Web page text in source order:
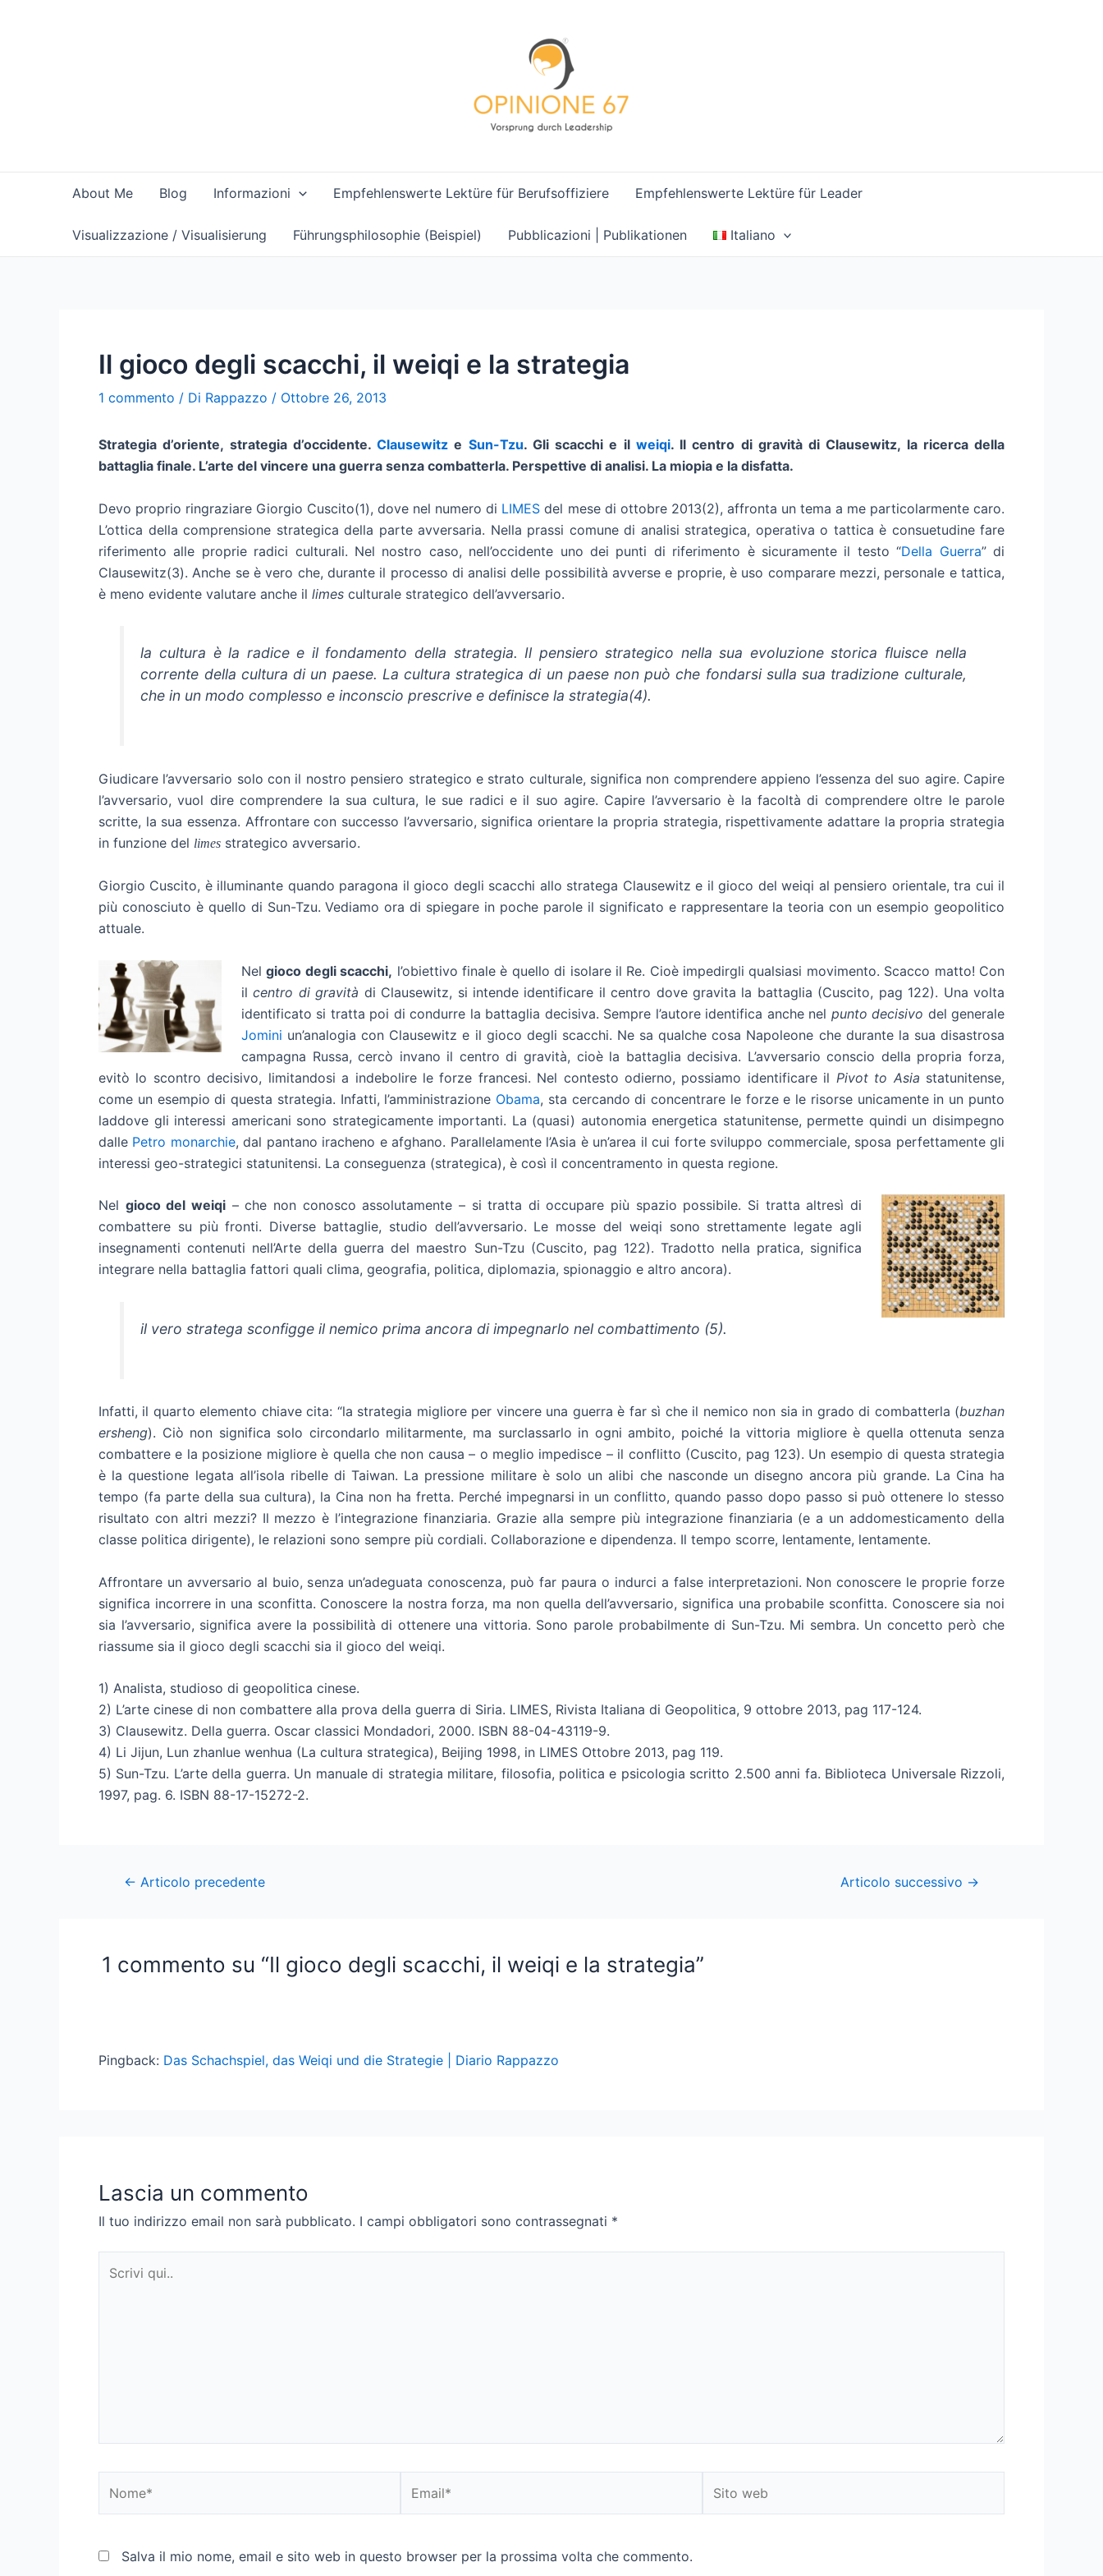
About Me Blog Informazioni Empfehlenswerte Lektüre für Berufsoffiziere Empfehlenswerte Lektüre für Leader
Visualizzazione / Visualisierung Führungsphilosophie (Beispiel) Pubblicazioni | Publikationen Italiano
Il gioco degli scacchi, il weiqi e la strategia
1 commento / Di Rappazzo / Ottobre 26, 2013
Strategia d’oriente, strategia d’occidente. Clausewitz e Sun-Tzu. Gli scacchi e il weiqi. Il centro di gravità di Clausewitz, la ricerca della
battaglia finale. L’arte del vincere una guerra senza combatterla. Perspettive di analisi. La miopia e la disfatta.
Devo proprio ringraziare Giorgio Cuscito(1), dove nel numero di LIMES del mese di ottobre 2013(2), affronta un tema a me particolarmente caro.
L’ottica della comprensione strategica della parte avversaria. Nella prassi comune di analisi strategica, operativa o tattica è consuetudine fare
riferimento alle proprie radici culturali. Nel nostro caso, nell’occidente uno dei punti di riferimento è sicuramente il testo “Della Guerra” di
Clausewitz(3). Anche se è vero che, durante il processo di analisi delle possibilità avverse e proprie, è uso comparare mezzi, personale e tattica,
è meno evidente valutare anche il limes culturale strategico dell’avversario.
la cultura è la radice e il fondamento della strategia. Il pensiero strategico nella sua evoluzione storica fluisce nella
corrente della cultura di un paese. La cultura strategica di un paese non può che fondarsi sulla sua tradizione culturale,
che in un modo complesso e inconscio prescrive e definisce la strategia(4).
Giudicare l’avversario solo con il nostro pensiero strategico e strato culturale, significa non comprendere appieno l’essenza del suo agire. Capire
l’avversario, vuol dire comprendere la sua cultura, le sue radici e il suo agire. Capire l’avversario è la facoltà di comprendere oltre le parole
scritte, la sua essenza. Affrontare con successo l’avversario, significa orientare la propria strategia, rispettivamente adattare la propria strategia
in funzione del limes strategico avversario.
Giorgio Cuscito, è illuminante quando paragona il gioco degli scacchi allo stratega Clausewitz e il gioco del weiqi al pensiero orientale, tra cui il
più conosciuto è quello di Sun-Tzu. Vediamo ora di spiegare in poche parole il significato e rappresentare la teoria con un esempio geopolitico
attuale.
Nelgioco degli scacchi, l’obiettivo finale è quello di isolare il Re. Cioè impedirgli qualsiasi movimento. Scacco matto! Con
ilcentro di gravità di Clausewitz, si intende identificare il centro dove gravita la battaglia (Cuscito, pag 122). Una volta
identificato si tratta poi di condurre la battaglia decisiva. Sempre l’autore identifica anche nel punto decisivo del generale
Jomini un’analogia con Clausewitz e il gioco degli scacchi. Ne sa qualche cosa Napoleone che durante la sua disastrosa
campagna Russa, cercò invano il centro di gravità, cioè la battaglia decisiva. L’avversario conscio della propria forza,
evitò lo scontro decisivo, limitandosi a indebolire le forze francesi. Nel contesto odierno, possiamo identificare il Pivot to Asia statunitense,
come un esempio di questa strategia. Infatti, l’amministrazione Obama, sta cercando di concentrare le forze e le risorse unicamente in un punto
laddove gli interessi americani sono strategicamente importanti. La (quasi) autonomia energetica statunitense, permette quindi un disimpegno
dalle Petro monarchie, dal pantano iracheno e afghano. Parallelamente l’Asia è un’area il cui forte sviluppo commerciale, sposa perfettamente gli
interessi geo-strategici statunitensi. La conseguenza (strategica), è così il concentramento in questa regione.
Nel gioco del weiqi– che non conosco assolutamente – si tratta di occupare più spazio possibile. Si tratta altresì di
combattere su più fronti. Diverse battaglie, studio dell’avversario. Le mosse del weiqi sono strettamente legate agli
insegnamenti contenuti nell’Arte della guerra del maestro Sun-Tzu (Cuscito, pag 122). Tradotto nella pratica, significa
integrare nella battaglia fattori quali clima, geografia, politica, diplomazia, spionaggio e altro ancora).
il vero stratega sconfigge il nemico prima ancora di impegnarlo nel combattimento (5).
Infatti, il quarto elemento chiave cita: “la strategia migliore per vincere una guerra è far sì che il nemico non sia in grado di combatterla (buzhan
ersheng). Ciò non significa solo circondarlo militarmente, ma surclassarlo in ogni ambito, poiché la vittoria migliore è quella ottenuta senza
combattere e la posizione migliore è quella che non causa – o meglio impedisce – il conflitto (Cuscito, pag 123). Un esempio di questa strategia
è la questione legata all’isola ribelle di Taiwan. La pressione militare è solo un alibi che nasconde un disegno ancora più grande. La Cina ha
tempo (fa parte della sua cultura), la Cina non ha fretta. Perché impegnarsi in un conflitto, quando passo dopo passo si può ottenere lo stesso
risultato con altri mezzi? Il mezzo è l’integrazione finanziaria. Grazie alla sempre più integrazione finanziaria (e a un addomesticamento della
classe politica dirigente), le relazioni sono sempre più cordiali. Collaborazione e dipendenza. Il tempo scorre, lentamente, lentamente.
Affrontare un avversario al buio, senza un’adeguata conoscenza, può far paura o indurci a false interpretazioni. Non conoscere le proprie forze
significa incorrere in una sconfitta. Conoscere la nostra forza, ma non quella dell’avversario, significa una probabile sconfitta. Conoscere sia noi
sia l’avversario, significa avere la possibilità di ottenere una vittoria. Sono parole probabilmente di Sun-Tzu. Mi sembra. Un concetto però che
riassume sia il gioco degli scacchi sia il gioco del weiqi.
1) Analista, studioso di geopolitica cinese.
2) L’arte cinese di non combattere alla prova della guerra di Siria. LIMES, Rivista Italiana di Geopolitica, 9 ottobre 2013, pag 117-124.
3) Clausewitz. Della guerra. Oscar classici Mondadori, 2000. ISBN 88-04-43119-9.
4) Li Jijun, Lun zhanlue wenhua (La cultura strategica), Beijing 1998, in LIMES Ottobre 2013, pag 119.
5) Sun-Tzu. L’arte della guerra. Un manuale di strategia militare, filosofia, politica e psicologia scritto 2.500 anni fa. Biblioteca Universale Rizzoli,
1997, pag. 6. ISBN 88-17-15272-2.
Post← Articolo precedente Articolo successivo →
1 commento su “Il gioco degli scacchi, il weiqi e la strategia”
Pingback: Das Schachspiel, das Weiqi und die Strategie | Diario Rappazzo
Lascia un commento
Il tuo indirizzo email non sarà pubblicato. I campi obbligatori sono contrassegnati *
qui..
web
Salva il mio nome, email e sito web in questo browser per la prossima volta che commento.